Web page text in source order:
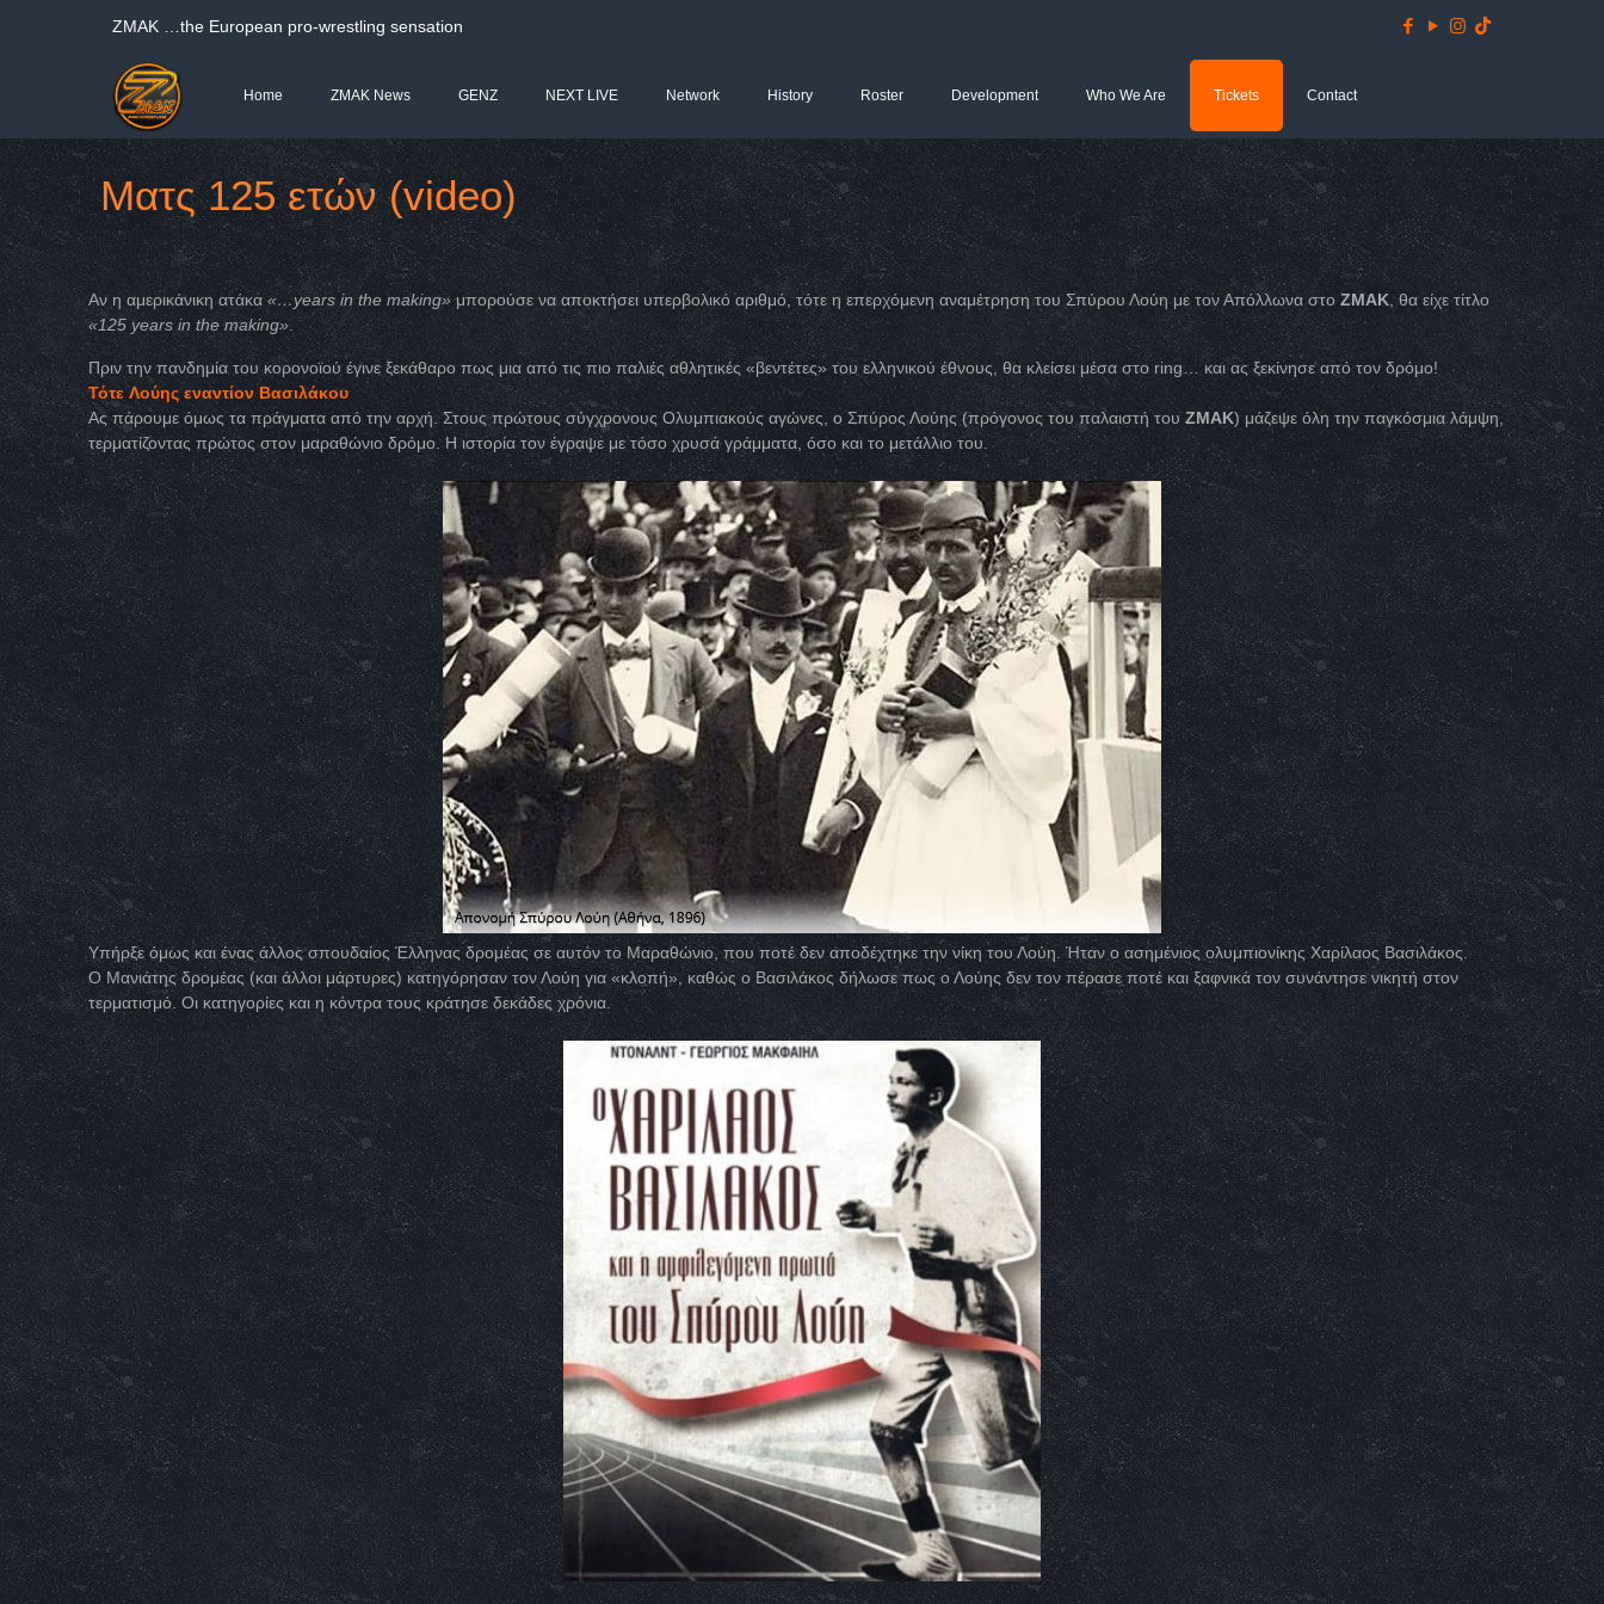
ΖΜΑΚ …the European pro-wrestling sensation
Home ZMAK News GENZ NEXT LIVE Network History Roster Development Who We Are Tickets Contact
Ματς 125 ετών (video)
Αν η αμερικάνικη ατάκα«…years in the making» μπορούσε να αποκτήσει υπερβολικό αριθμό, τότε η επερχόμενη αναμέτρηση του Σπύρου Λούη με τον Απόλλωνα στοZMAK , θα είχε τίτλο
«125 years in the making»
Πριν την πανδημία του κορονοϊού έγινε ξεκάθαρο πως μια από τις πιο παλιές αθλητικές «βεντέτες» του ελληνικού έθνους, θα κλείσει μέσα στο ring… και ας ξεκίνησε από τον δρόμο!
Τότε Λούης εναντίον Βασιλάκου
Ας πάρουμε όμως τα πράγματα από την αρχή. Στους πρώτους σύγχρονους Ολυμπιακούς αγώνες, ο Σπύρος Λούης (πρόγονος του παλαιστή τουZMAK) μάζεψε όλη την παγκόσμια λάμψη,
τερματίζοντας πρώτος στον μαραθώνιο δρόμο. Η ιστορία τον έγραψε με τόσο χρυσά γράμματα, όσο και το μετάλλιο του.
Υπήρξε όμως και ένας άλλος σπουδαίος Έλληνας δρομέας σε αυτόν το Μαραθώνιο, που ποτέ δεν αποδέχτηκε την νίκη του Λούη. Ήταν ο ασημένιος ολυμπιονίκης Χαρίλαος Βασιλάκος.
Ο Μανιάτης δρομέας (και άλλοι μάρτυρες) κατηγόρησαν τον Λούη για «κλοπή», καθώς ο Βασιλάκος δήλωσε πως ο Λούης δεν τον πέρασε ποτέ και ξαφνικά τον συνάντησε νικητή στον
τερματισμό. Οι κατηγορίες και η κόντρα τους κράτησε δεκάδες χρόνια.